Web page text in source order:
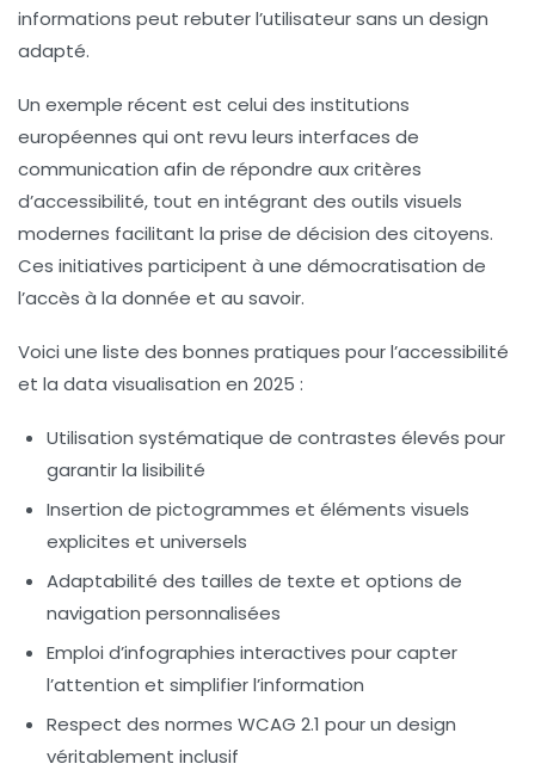
informations peut rebuter l’utilisateur sans un design
adapté.
Un exemple récent est celui des institutions
européennes qui ont revu leurs interfaces de
communication afin de répondre aux critères
d’accessibilité, tout en intégrant des outils visuels
modernes facilitant la prise de décision des citoyens.
Ces initiatives participent à une démocratisation de
l’accès à la donnée et au savoir.
Voici une liste des bonnes pratiques pour l’accessibilité
et la data visualisation en 2025 :
Utilisation systématique de contrastes élevés pour
garantir la lisibilité
Insertion de pictogrammes et éléments visuels
explicites et universels
Adaptabilité des tailles de texte et options de
navigation personnalisées
Emploi d’infographies interactives pour capter
l’attention et simplifier l’information
Respect des normes WCAG 2.1 pour un design
véritablement inclusif